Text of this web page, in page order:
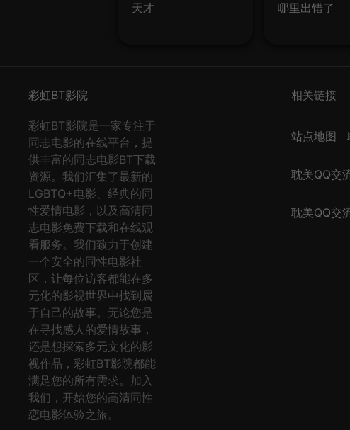
天才 哪里出错了
彩虹BT影院
彩虹BT影院是一家专注于
同志电影的在线平台，提
供丰富的同志电影BT下载
资源。我们汇集了最新的
LGBTQ+电影、经典的同
性爱情电影，以及高清同
志电影免费下载和在线观
看服务。我们致力于创建
一个安全的同性电影社
区，让每位访客都能在多
元化的影视世界中找到属
于自己的故事。无论您是
在寻找感人的爱情故事，
还是想探索多元文化的影
视作品，彩虹BT影院都能
满足您的所有需求。加入
我们，开始您的高清同性
恋电影体验之旅。
相关链接
站点地图
耽美QQ交
耽美QQ交